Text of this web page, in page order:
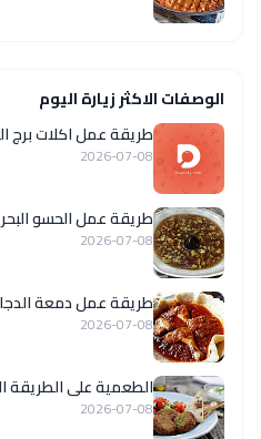
الوصفات الاكثر زيارة اليوم
طريقة عمل اكلات برج
2026-07-08
طريقة عمل الحسو
2026-07-08
طريقة عمل دمعة
2026-07-08
الطعمية على الطريقة
2026-07-08